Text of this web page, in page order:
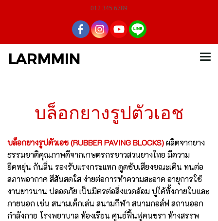
012 345 6789
LARMMIN
บล็อกยางรูปตัวเอช
บล็อกยางรูปตัวเอช (RUBBER PAVING BLOCKS)ผลิตจากยาง
ธรรมชาติคุณภาพดีจากเกษตรกรชาวสวนยางไทย มีความ
ยืดหยุ่น กันลื่น รองรับแรงกระแทก ดูดซับเสียงขณะเดิน ทนต่อ
สภาพอากาศ สีสันสดใส ง่ายต่อการทำความสะอาด อายุการใช้
งานยาวนาน ปลอดภัย เป็นมิตรต่อสิ่งแวดล้อม ปูได้ทั้งภายในและ
ภายนอก เช่น สนามเด็กเล่น สนามกีฬา สนามกอล์ฟ สถานออก
กำลังกาย โรงพยาบาล ห้องเรียน ศูนย์ฟื้นฟูคนชรา ห้างสรรพ